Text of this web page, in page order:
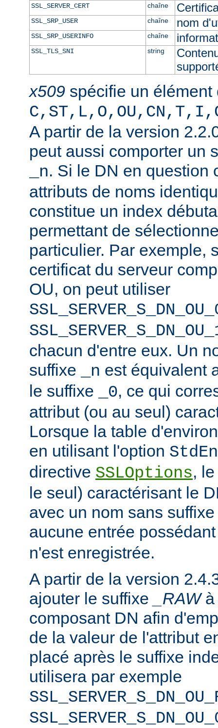
SSL_SERVER_CERT chaîne
SSL_SRP_USER chaîne nom
SSL_SRP_USERINFO chaîne
SSL_TLS_SNI string
x509 spécifie un
A partir de la version
peut aussi comporter un
_n. Si le DN en question
attributs de noms
constitue un index
permettant de
particulier. Par exemple,
certificat du serveur
OU, on peut utiliser
chacun d'entre eux. Un
suffixe
_n est équivalent
le suffixe
_0, ce qui
attribut (ou au seul)
Lorsque la table
en utilisant l'option
directive SSLOptions,
le seul) caractérisant le
avec un nom sans
aucune entrée
n'est enregistrée.
A partir de la version
ajouter le suffixe
_RAW
composant DN afin
de la valeur de l'attribut
placé après le suffixe
utilisera par exemple